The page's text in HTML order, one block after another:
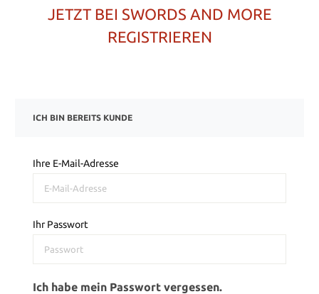
JETZT BEI SWORDS AND MORE
REGISTRIEREN
ICH BIN BEREITS KUNDE
Ihre E-Mail-Adresse
Ihr Passwort
Ich habe mein Passwort vergessen.